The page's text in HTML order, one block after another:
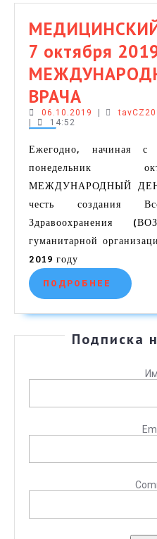
–
месяц
в
рака
7 октября
ВРАЧА
октября
2019
года
–
ДЕНЬ
ВРАЧА
06.10.2019 06.10.2019
14:52
Ежегодно, начиная
понедельник
МЕЖДУНАРОДНЫЙ
честь создания
Здравоохранения
гуманитарной
2019 году
ПОДРОБНЕЕ
Подписка